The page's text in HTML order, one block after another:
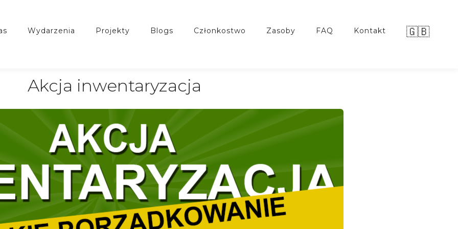
wydarzenia projekty blogs członkostwo zasoby FAQ kontakt 🇬🇧
Akcja inwentaryzacja